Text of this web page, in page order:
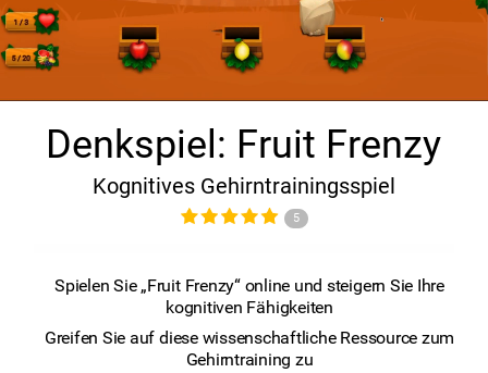
Denkspiel: Fruit Frenzy
Kognitives Gehirntrainingsspiel
5
Spielen Sie „Fruit Frenzy“ online und steigern Sie Ihre
kognitiven Fähigkeiten
Greifen Sie auf diese wissenschaftliche Ressource zum
Gehirntraining zu